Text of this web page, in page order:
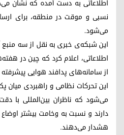
اطلاعاتی به دست آمده که نشان
نسبی و موقت در منطقه، برای
می‌شود.
این شبکه‌ی خبری به نقل از سه منبع
اطلاعاتی، اعلام کرد که چین در
از سامانه‌های پدافند هوایی
این تحرکات نظامی و راهبردی میان
می‌شود که ناظران بین‌المللی با
دارند و نسبت به وخامت بیشتر
هشدار می‌دهند.